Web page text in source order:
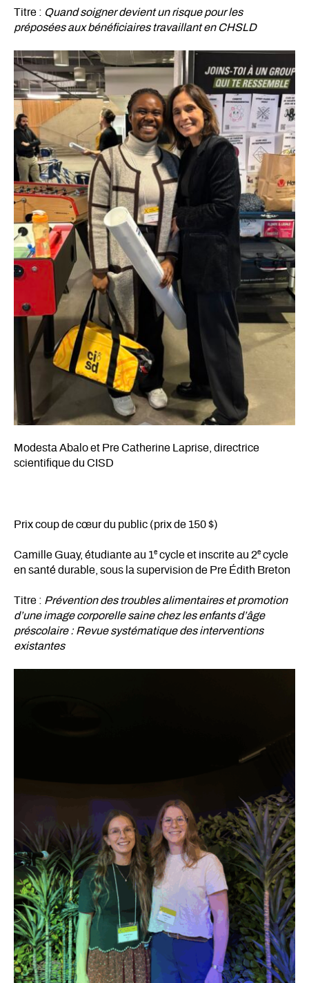
Titre : Quand soigner devient un risque pour les
préposées aux bénéficiaires travaillant en CHSLD
Modesta Abalo et Pre Catherine Laprise, directrice
scientifique du CISD
Prix coup de cœur du public (prix de 150 $)
Camille Guay, étudiante au 1 e cycle et inscrite au 2e cycle
en santé durable, sous la supervision de Pre Édith Breton
Titre : Prévention des troubles alimentaires et promotion
d’une image corporelle saine chez les enfants d’âge
préscolaire : Revue systématique des interventions
existantes